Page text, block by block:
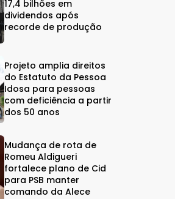
17,4 bilhões em
dividendos após
recorde de produção
Projeto amplia direitos
do Estatuto da Pessoa
Idosa para pessoas
com deficiência a partir
dos 50 anos
Mudança de rota de
Romeu Aldigueri
fortalece plano de Cid
para PSB manter
comando da Alece